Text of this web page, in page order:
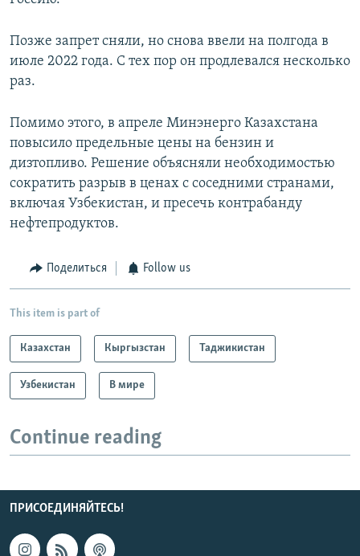
Позже запрет сняли, но снова ввели на полгода в
июле 2022 года. С тех пор он продлевался несколько
раз.
Помимо этого, в апреле Минэнерго Казахстана
повысило предельные цены на бензин и
дизтопливо. Решение объясняли необходимостью
сократить разрыв в ценах с соседними странами,
включая Узбекистан, и пресечь контрабанду
нефтепродуктов.
Поделиться Follow us
This item is part of
Казахстан Кыргызстан Таджикистан
Узбекистан В мире
Continue reading
ПРИСОЕДИНЯЙТЕСЬ!